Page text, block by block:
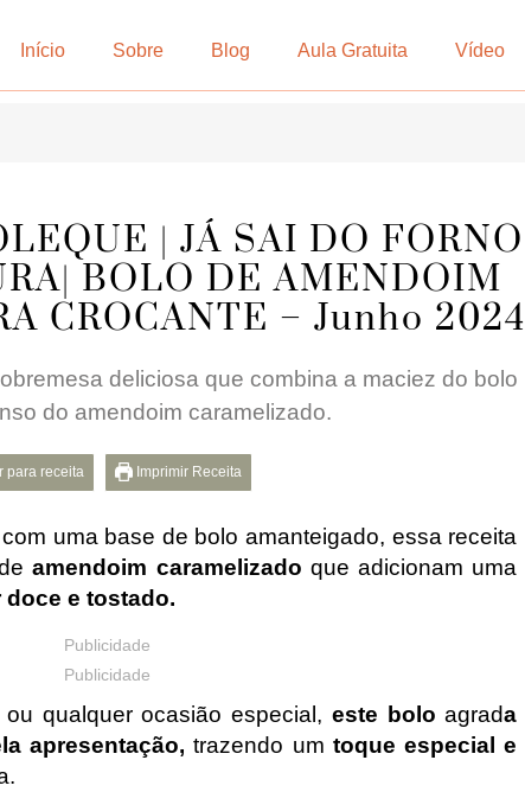
Início Sobre Blog Aula Gratuita Vídeo
| JÁ SAI DO FORNO
BOLO DE AMENDOIM
CROCANTE – Junho 2024
deliciosa que combina a maciez do bolo
do amendoim caramelizado.
Ir para receita Imprimir Receita
uma base de bolo amanteigado, essa receita
deamendoim caramelizado que adicionam uma
doce e tostado.
Publicidade
Publicidade
qualquer ocasião especial, este boloagrada
apresentação,trazendo um toque especial e